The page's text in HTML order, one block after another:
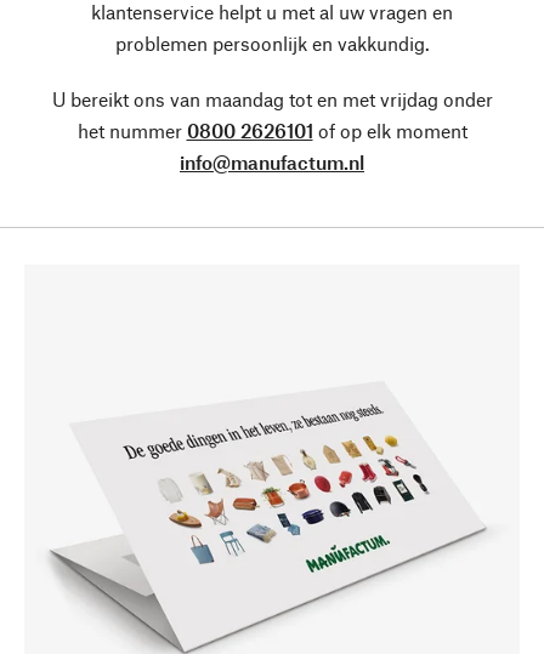
klantenservice helpt u met al uw vragen en
problemen persoonlijk en vakkundig.
U bereikt ons van maandag tot en met vrijdag onder
het nummer 0800 2626101 of op elk moment
info@manufactum.nl